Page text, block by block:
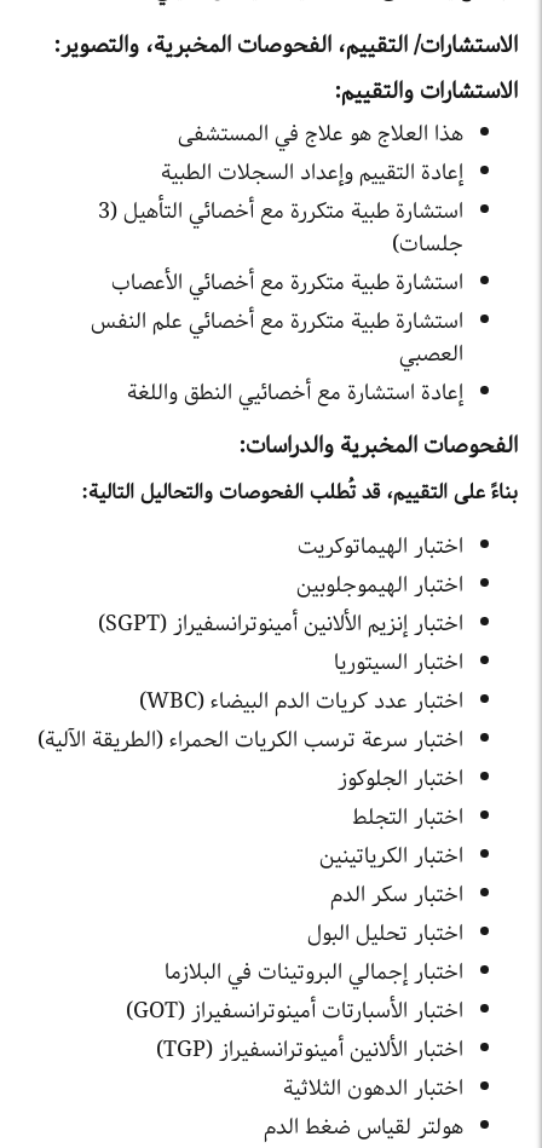
الاستشارات/ التقييم، الفحوصات المخبرية، والتصوير:
الاستشارات والتقييم:
هذا العلاج هو علاج في المستشفى
إعادة التقييم وإعداد السجلات الطبية
استشارة طبية متكررة مع أخصائي التأهيل (3
جلسات)
استشارة طبية متكررة مع أخصائي الأعصاب
استشارة طبية متكررة مع أخصائي علم النفس
العصبي
إعادة استشارة مع أخصائيي النطق واللغة
الفحوصات المخبرية والدراسات:
بناءً على التقييم، قد تُطلب الفحوصات والتحاليل التالية:
اختبار الهيماتوكريت
اختبار الهيموجلوبين
اختبار إنزيم الألانين أمينوترانسفيراز (SGPT)
اختبار السيتوريا
اختبار عدد كريات الدم البيضاء (WBC)
اختبار سرعة ترسب الكريات الحمراء (الطريقة الآلية)
اختبار الجلوكوز
اختبار التجلط
اختبار الكرياتينين
اختبار سكر الدم
اختبار تحليل البول
اختبار إجمالي البروتينات في البلازما
اختبار الأسبارتات أمينوترانسفيراز (GOT)
اختبار الألانين أمينوترانسفيراز (TGP)
اختبار الدهون الثلاثية
هولتر لقياس ضغط الدم